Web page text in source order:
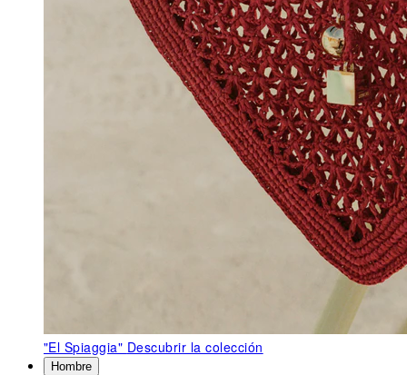
"El Spiaggia" Descubrir la colección
Hombre